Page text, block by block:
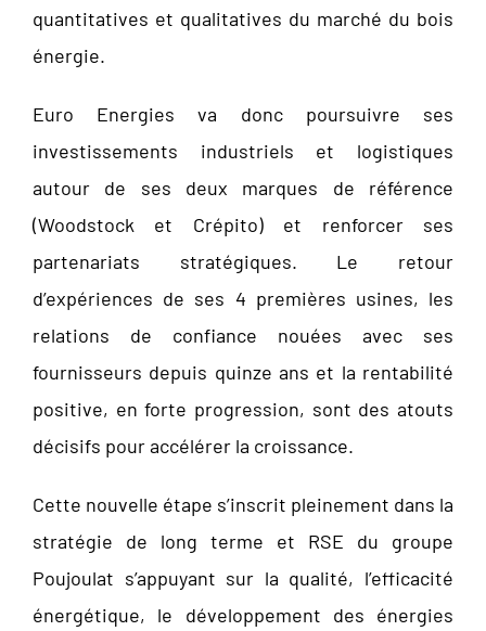
quantitatives et qualitatives du marché du bois
énergie.
Euro Energies va donc poursuivre ses
investissements industriels et logistiques
autour de ses deux marques de référence
(Woodstock et Crépito) et renforcer ses
partenariats stratégiques. Le retour
d’expériences de ses 4 premières usines, les
relations de confiance nouées avec ses
fournisseurs depuis quinze ans et la rentabilité
positive, en forte progression, sont des atouts
décisifs pour accélérer la croissance.
Cette nouvelle étape s’inscrit pleinement dans la
stratégie de long terme et RSE du groupe
Poujoulat s’appuyant sur la qualité, l’efficacité
énergétique, le développement des énergies